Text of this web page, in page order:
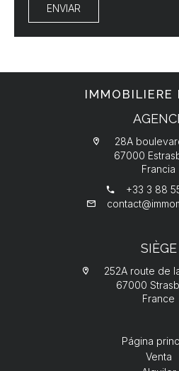
ENVIAR
IMMOBILIERE
28A
67000
Francia
+33 3 88
SIÈGE
252A route de
67000
France
Página
Venta